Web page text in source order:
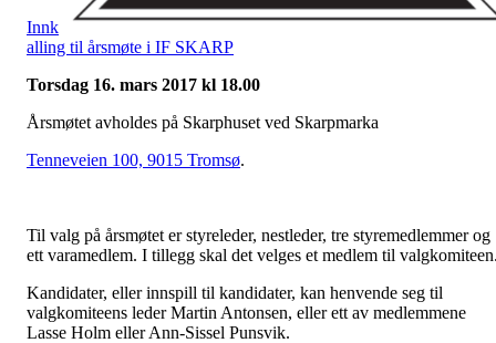
Innk
alling til årsmøte i IF SKARP
Torsdag 16. mars 2017 kl 18.00
Årsmøtet avholdes på Skarphuset ved Skarpmarka
Tenneveien 100, 9015 Tromsø.
Til valg på årsmøtet er styreleder, nestleder, tre styremedlemmer og
ett varamedlem. I tillegg skal det velges et medlem til
Kandidater, eller innspill til kandidater, kan henvende seg til
valgkomiteens leder Martin Antonsen, eller ett av medlemmene
Lasse Holm eller Ann-Sissel Punsvik.